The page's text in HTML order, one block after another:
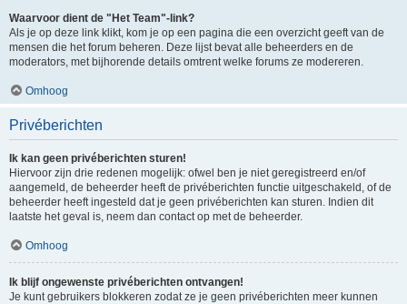
Waarvoor dient de "Het Team"-link?
Als je op deze link klikt, kom je op een pagina die een overzicht geeft van de
mensen die het forum beheren. Deze lijst bevat alle beheerders en de
moderators, met bijhorende details omtrent welke forums ze modereren.
Omhoog
Privéberichten
Ik kan geen privéberichten sturen!
Hiervoor zijn drie redenen mogelijk: ofwel ben je niet geregistreerd en/of
aangemeld, de beheerder heeft de privéberichten functie uitgeschakeld, of de
beheerder heeft ingesteld dat je geen privéberichten kan sturen. Indien dit
laatste het geval is, neem dan contact op met de beheerder.
Omhoog
Ik blijf ongewenste privéberichten ontvangen!
Je kunt gebruikers blokkeren zodat ze je geen privéberichten meer kunnen